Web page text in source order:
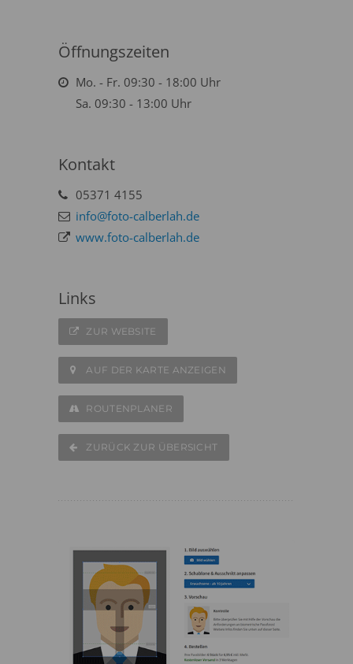
Öffnungszeiten
Mo. - Fr. 09:30 - 18:00 Uhr
Sa. 09:30 - 13:00 Uhr
Kontakt
05371 4155
info@foto-calberlah.de
www.foto-calberlah.de
Links
ZUR WEBSITE
AUF DER KARTE ANZEIGEN
ROUTENPLANER
ZURÜCK ZUR ÜBERSICHT